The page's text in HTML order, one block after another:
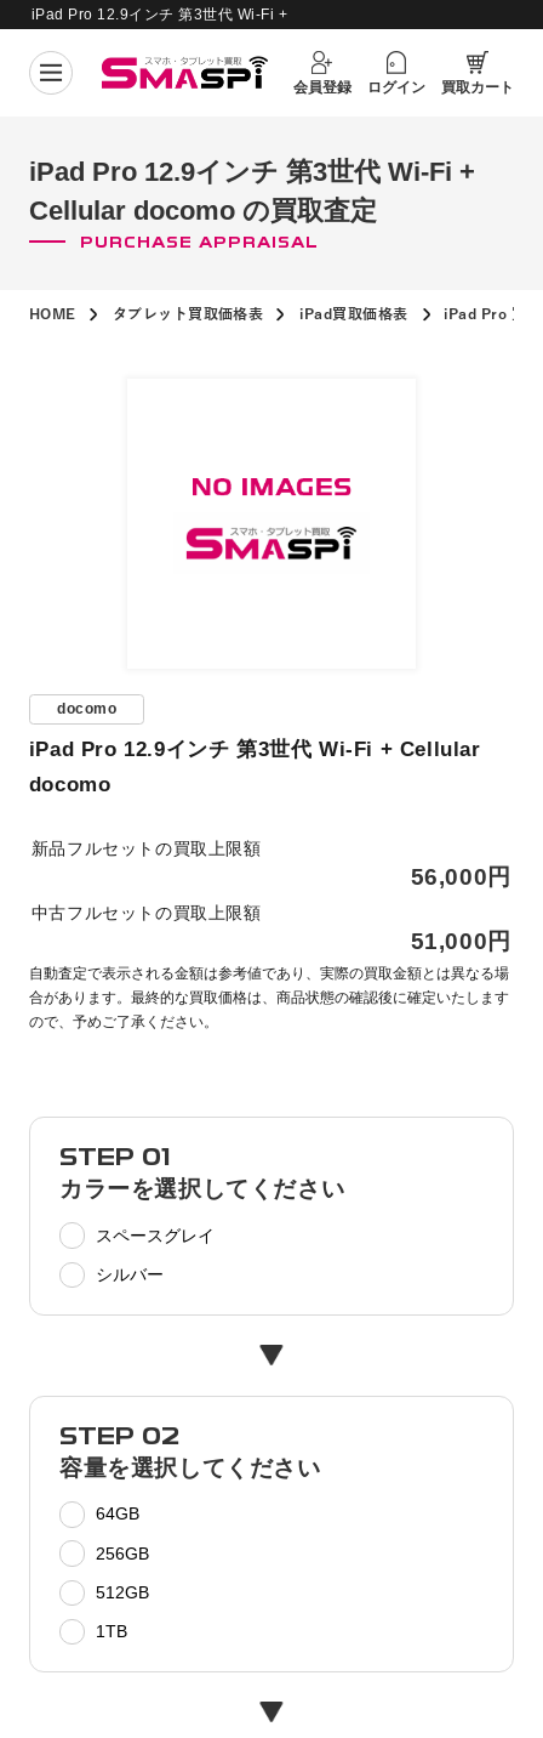
iPad Pro 12.9インチ 第3世代 Wi-Fi +
会員登録 ログイン 買取カート
iPad Pro 12.9インチ 第3世代 Wi-Fi +
Cellular docomo の買取査定
PURCHASE APPRAISAL
HOME タブレット買取価格表 iPad買取価格表 iPad Pro 買
docomo
iPad Pro 12.9インチ 第3世代 Wi-Fi + Cellular
docomo
新品フルセットの買取上限額
56,000円
中古フルセットの買取上限額
51,000円
自動査定で表示される金額は参考値であり、実際の買取金額とは異なる場
合があります。最終的な買取価格は、商品状態の確認後に確定いたします
ので、予めご了承ください。
STEP 01
カラーを選択してください
スペースグレイ
シルバー
STEP 02
容量を選択してください
64GB
256GB
512GB
1TB